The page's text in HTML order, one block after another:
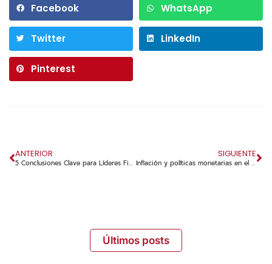
Facebook WhatsApp
Twitter LinkedIn
Pinterest
ANTERIOR
5 Conclusiones Clave para Líderes Financieros de Empresas al Adoptar Herramientas de IA Generativa
SIGUIENTE
Inflación y políticas monetarias en el 2do semestre de 2024: ¿Qué está pasando en Colombia y el mundo?
Últimos posts